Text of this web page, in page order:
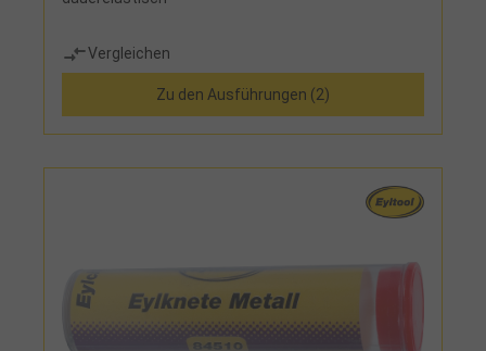
Vergleichen
Zu den Ausführungen (2)